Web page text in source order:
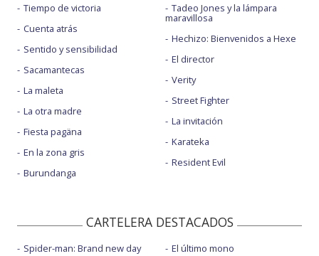
Tiempo de victoria
Cuenta atrás
Sentido y sensibilidad
Sacamantecas
La maleta
La otra madre
Fiesta pagäna
En la zona gris
Burundanga
Tadeo Jones y la lámpara
maravillosa
Hechizo: Bienvenidos a Hexe
El director
Verity
Street Fighter
La invitación
Karateka
Resident Evil
CARTELERA DESTACADOS
Spider-man: Brand new day
El último mono